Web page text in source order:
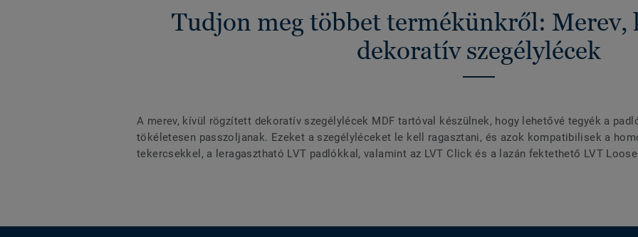
Tudjon meg többet termékünkről:
dekoratív szegélylécek
A merev, kívül rögzített dekoratív szegélylécek MDF tartóval készülnek, hogy lehetővé tegyék a
tökéletesen passzoljanak. Ezeket a szegélyléceket le kell ragasztani, és azok kompatibilisek a
tekercsekkel, a leragasztható LVT padlókkal, valamint az LVT Click és a lazán fektethető LVT